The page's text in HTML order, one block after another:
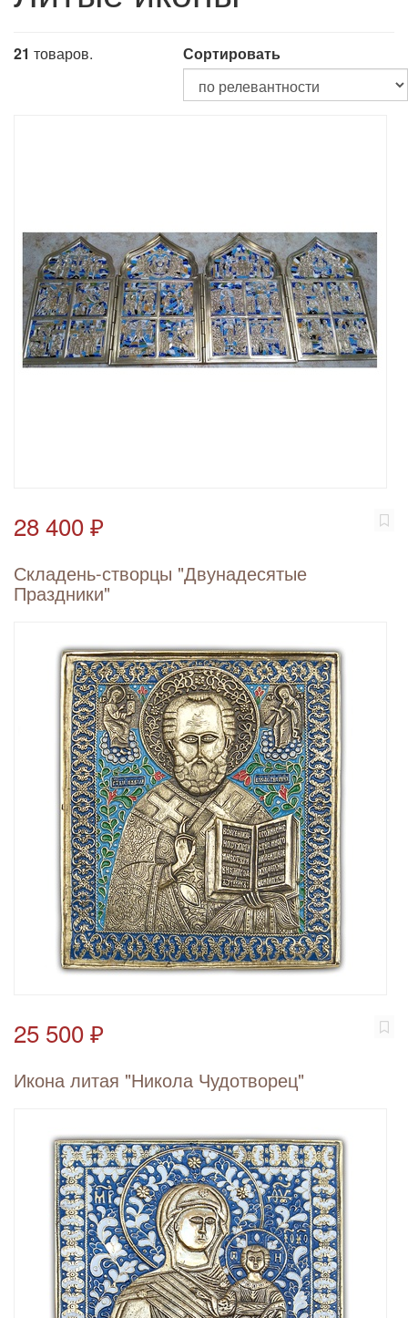
21 товаров. Сортировать
28 400 ₽
Складень-створцы "Двунадесятые
Праздники"
25 500 ₽
Икона литая "Никола Чудотворец"